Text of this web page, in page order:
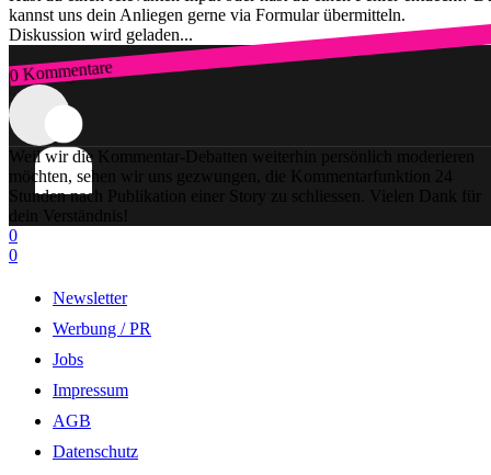
kannst uns dein Anliegen gerne via Formular übermitteln.
Diskussion wird geladen...
0 Kommentare
Zum Login
Weil wir die Kommentar-Debatten weiterhin persönlich moderieren
möchten, sehen wir uns gezwungen, die Kommentarfunktion 24
Stunden nach Publikation einer Story zu schliessen. Vielen Dank für
dein Verständnis!
0
0
Newsletter
Werbung / PR
Jobs
Impressum
AGB
Datenschutz